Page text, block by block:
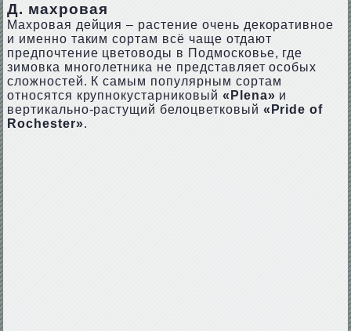
Д. махровая
Махровая дейция – растение очень декоративное
и именно таким сортам всё чаще отдают
предпочтение цветоводы в Подмосковье, где
зимовка многолетника не представляет особых
сложностей. К самым популярным сортам
относятся крупнокустарниковый «Plena» и
вертикально-растущий белоцветковый «Pride of
Rochester».